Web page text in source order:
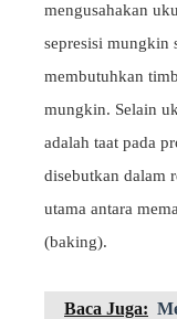
mengusahakan
sepresisi mungkin
membutuhkan
mungkin. Selain
adalah taat pada
disebutkan dalam
utama antara
(baking).
Baca Juga: